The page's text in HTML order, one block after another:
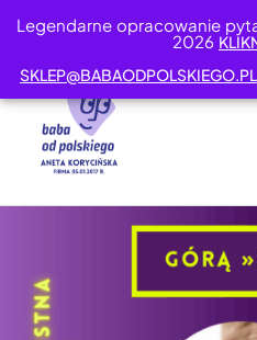
Legendarne opracowanie
2026
SKLEP@BABAODPOLSKIEGO.PL